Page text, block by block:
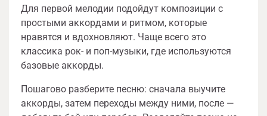
Для первой мелодии подойдут композиции с
простыми аккордами и ритмом, которые
нравятся и вдохновляют. Чаще всего это
классика рок- и поп-музыки, где используются
базовые аккорды.
Пошагово разберите песню: сначала выучите
аккорды, затем переходы между ними, после —